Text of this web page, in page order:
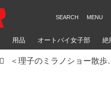
用品 オートバイ女子部 絶
＜理子のミラノショー散